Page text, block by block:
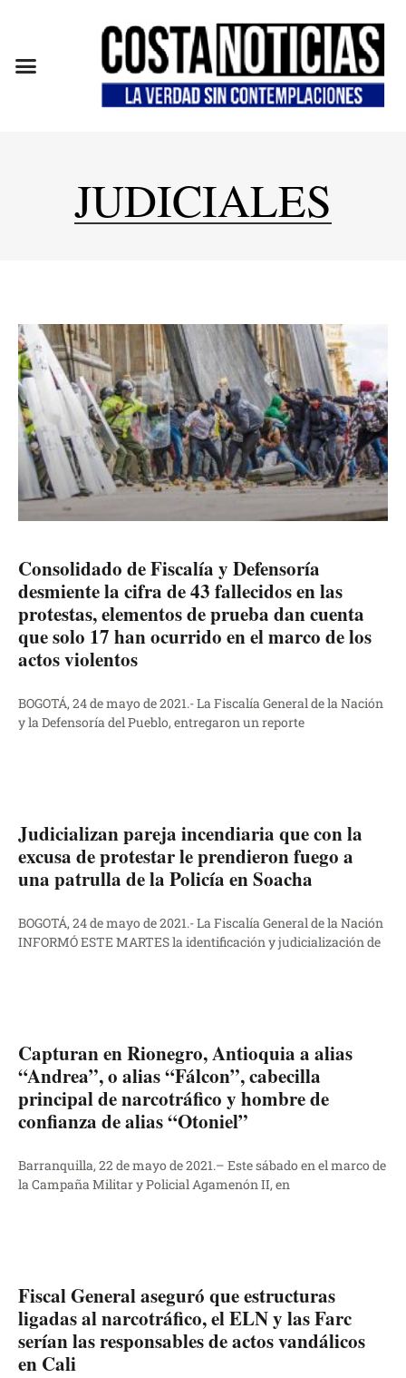
JUDICIALES
Consolidado de Fiscalía y Defensoría
desmiente la cifra de 43 fallecidos en las
protestas, elementos de prueba dan cuenta
que solo 17 han ocurrido en el marco de los
actos violentos
BOGOTÁ, 24 de mayo de 2021.- La Fiscalía General de la Nación
y la Defensoría del Pueblo, entregaron un reporte
Judicializan pareja incendiaria que con la
excusa de protestar le prendieron fuego a
una patrulla de la Policía en Soacha
BOGOTÁ, 24 de mayo de 2021.- La Fiscalía General de la Nación
INFORMÓ ESTE MARTES la identificación y judicialización de
Capturan en Rionegro, Antioquia a alias
“Andrea”, o alias “Fálcon”, cabecilla
principal de narcotráfico y hombre de
confianza de alias “Otoniel”
Barranquilla, 22 de mayo de 2021.– Este sábado en el marco de
la Campaña Militar y Policial Agamenón II, en
Fiscal General aseguró que estructuras
ligadas al narcotráfico, el ELN y las Farc
serían las responsables de actos vandálicos
en Cali